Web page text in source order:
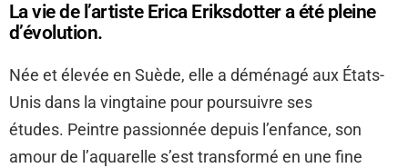
La vie de l’artiste Erica Eriksdotter a été pleine
d’évolution.
Née et élevée en Suède, elle a déménagé aux États-
Unis dans la vingtaine pour poursuivre ses
études. Peintre passionnée depuis l’enfance, son
amour de l’aquarelle s’est transformé en une fine